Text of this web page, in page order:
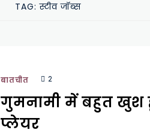
TAG:स्टीव जॉब्स
बातचीत 2
गुमनामी में बहुत
प्लेयर